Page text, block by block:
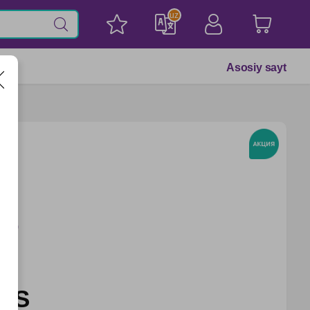
uz
Asosiy sayt